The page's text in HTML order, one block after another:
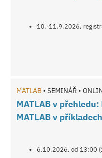
10.-11.9.2026,
MATLAB • SEMINÁŘ •
MATLAB v
MATLAB v
6.10.2026, od 13:00